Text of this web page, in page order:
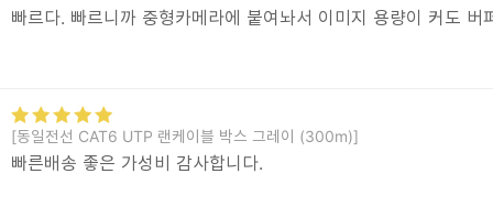
빠르다. 빠르니까 중형카메라에 붙여놔서 이미지 용량이 커도 버
[동일전선 CAT6 UTP 랜케이블 박스 그레이 (300m)]
빠른배송 좋은 가성비 감사합니다.